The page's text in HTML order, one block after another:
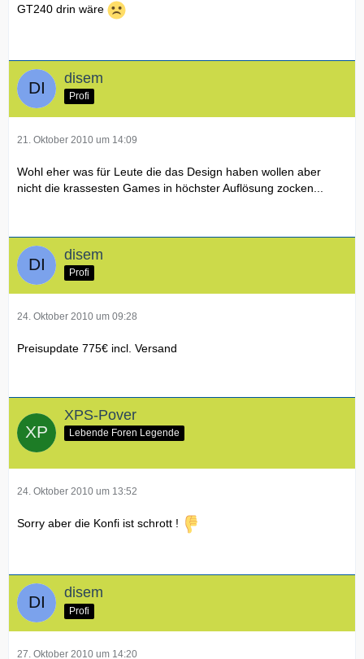
GT240 drin wäre
disem
Profi
21. Oktober 2010 um 14:09
Wohl eher was für Leute die das Design haben wollen aber
nicht die krassesten Games in höchster Auflösung zocken...
disem
Profi
24. Oktober 2010 um 09:28
Preisupdate 775€ incl. Versand
XPS-Pover
Lebende Foren Legende
24. Oktober 2010 um 13:52
Sorry aber die Konfi ist schrott !
disem
Profi
27. Oktober 2010 um 14:20